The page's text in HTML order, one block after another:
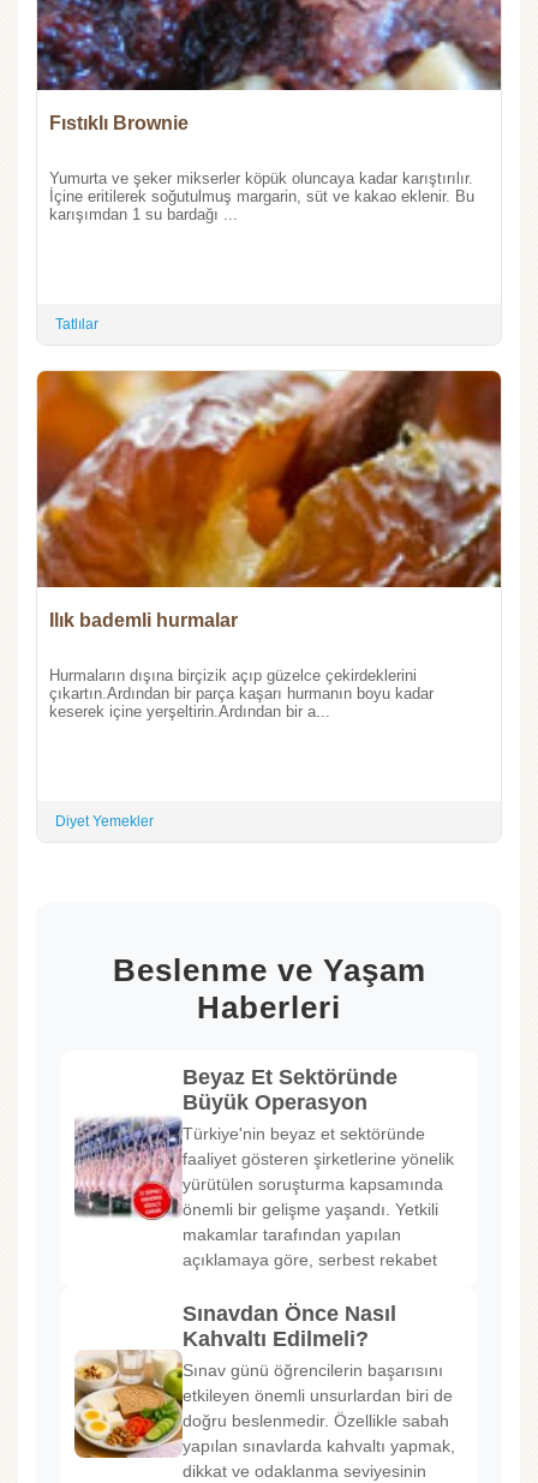
Fıstıklı Brownie
Yumurta ve şeker mikserler köpük oluncaya kadar karıştırılır.
İçine eritilerek soğutulmuş margarin, süt ve kakao eklenir. Bu
karışımdan 1 su bardağı ...
Tatlılar
Ilık bademli hurmalar
Hurmaların dışına birçizik açıp güzelce çekirdeklerini
çıkartın.Ardından bir parça kaşarı hurmanın boyu kadar
keserek içine yerşeltirin.Ardından bir a...
Diyet Yemekler
Beslenme ve Yaşam
Haberleri
Beyaz Et Sektöründe
Büyük Operasyon
Türkiye'nin beyaz et sektöründe
faaliyet gösteren şirketlerine yönelik
yürütülen soruşturma kapsamında
önemli bir gelişme yaşandı. Yetkili
makamlar tarafından yapılan
açıklamaya göre, serbest rekabet
Sınavdan Önce Nasıl
Kahvaltı Edilmeli?
Sınav günü öğrencilerin başarısını
etkileyen önemli unsurlardan biri de
doğru beslenmedir. Özellikle sabah
yapılan sınavlarda kahvaltı yapmak,
dikkat ve odaklanma seviyesinin